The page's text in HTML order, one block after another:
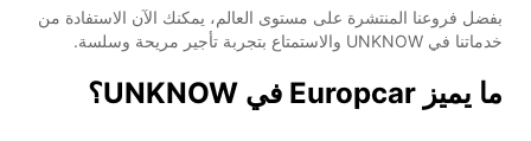
بفضل فروعنا المنتشرة على مستوى العالم، يمكنك الآن الاستفادة من
خدماتنا في UNKNOW والاستمتاع بتجربة تأجير مريحة وسلسة.
ما يميز Europcar في UNKNOW؟